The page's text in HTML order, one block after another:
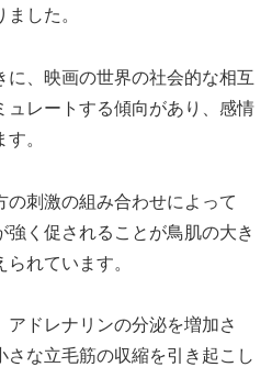
した。
に、映画の世界の社会的な相互
ュレートする傾向があり、感情
。
の刺激の組み合わせによって
強く促されることが鳥肌の大き
れています。
アドレナリンの分泌を増加さ
な立毛筋の収縮を引き起こし